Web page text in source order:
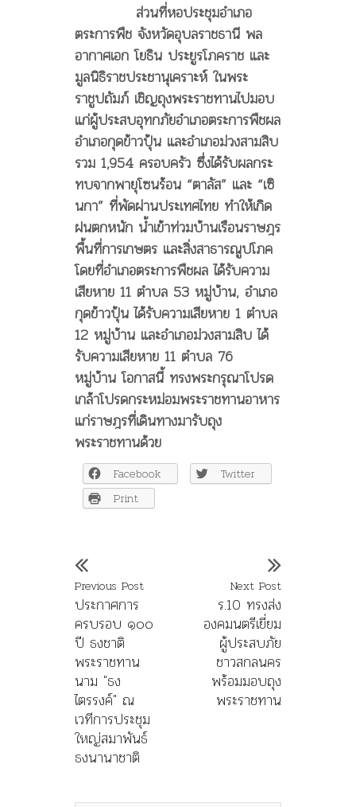
ส่วนที่หอประชุมอำเภอ
ตระการพืช จังหวัดอุบลราชธานี พล
อากาศเอก โยธิน ประยูรโภคราช และ
มูลนิธิราชประชานุเคราะห์ ในพระ
ราชูปถัมภ์ เชิญถุงพระราชทานไปมอบ
แก่ผู้ประสบอุทกภัยอำเภอตระการพืชผล
อำเภอกุดข้าวปุ้น และอำเภอม่วงสามสิบ
รวม 1,954 ครอบครัว ซึ่งได้รับผลกระ
ทบจากพายุโซนร้อน “ตาลัส” และ “เซิ
นกา” ที่พัดผ่านประเทศไทย ทำให้เกิด
ฝนตกหนัก น้ำเข้าท่วมบ้านเรือนราษฎร
พื้นที่การเกษตร และสิ่งสาธารณูปโภค
โดยที่อำเภอตระการพืชผล ได้รับความ
เสียหาย 11 ตำบล 53 หมู่บ้าน, อำเภอ
กุดข้าวปุ้น ได้รับความเสียหาย 1 ตำบล
12 หมู่บ้าน และอำเภอม่วงสามสิบ ได้
รับความเสียหาย 11 ตำบล 76
หมู่บ้านโอกาสนี้ ทรงพระกรุณาโปรด
เกล้าโปรดกระหม่อมพระราชทานอาหาร
แก่ราษฎรที่เดินทางมารับถุง
พระราชทานด้วย
Facebook
Twitter
Print
Previous Post
ประกาศการ
ครบรอบ ๑๐๐
ปี ธงชาติ
พระราชทาน
นาม "ธง
ไตรรงค์" ณ
เวทีการประชุม
ใหญ่สมาพันธ์
ธงนานาชาติ
Next Post
ร.10 ทรงส่ง
องคมนตรีเยี่ยม
ผู้ประสบภัย
ชาวสกลนคร
พร้อมมอบถุง
พระราชทาน